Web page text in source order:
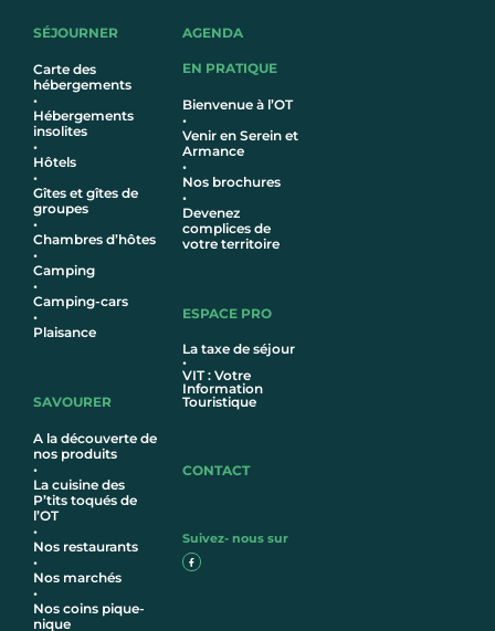
SÉJOURNER
Carte des
hébergements
•
Hébergements
insolites
•
Hôtels
•
Gîtes et gîtes de
groupes
•
Chambres d’hôtes
•
Camping
•
Camping-cars
•
Plaisance
SAVOURER
A la découverte de
nos produits
•
La cuisine des
P’tits toqués de
l’OT
•
Nos restaurants
•
Nos marchés
•
Nos coins pique-
nique
AGENDA
EN PRATIQUE
Bienvenue à l’OT
•
Venir en Serein et
Armance
•
Nos brochures
•
Devenez
complices de
votre territoire
ESPACE PRO
La taxe de séjour
•
VIT : Votre
Information
Touristique
CONTACT
Suivez- nous sur